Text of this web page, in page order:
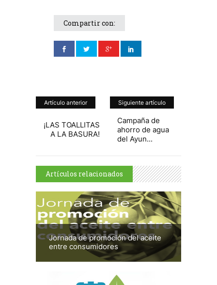
Compartir con:
Artículo anterior
¡LAS TOALLITAS
A LA BASURA!
Siguiente artículo
Campaña de
ahorro de agua
del Ayun...
Artículos relacionados
Jornada de promoción del aceite
entre consumidores